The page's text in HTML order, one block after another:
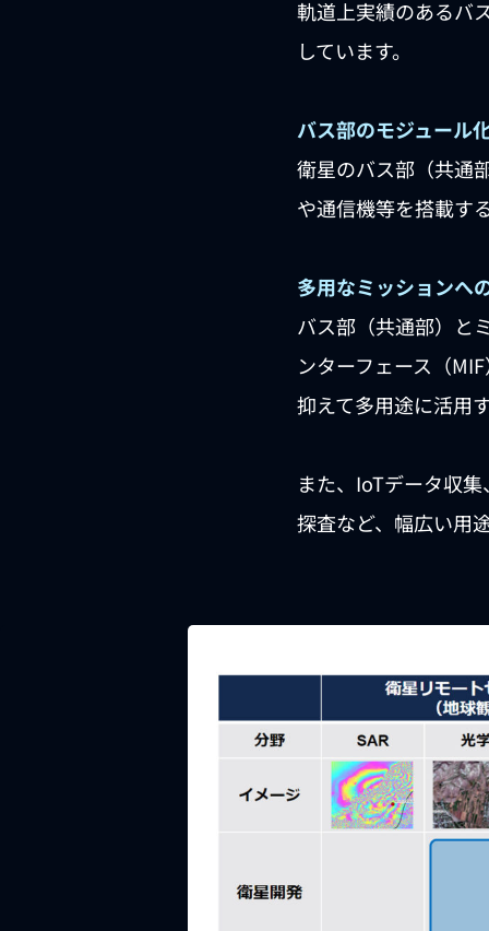
軌道上実績のあるバ
しています。
バス部のモジュール
衛星のバス部（共通
や通信機等を搭載す
多用なミッションへ
バス部（共通部）と
ンターフェース（
抑えて多用途に活用
また、IoTデータ収
探査など、幅広い用